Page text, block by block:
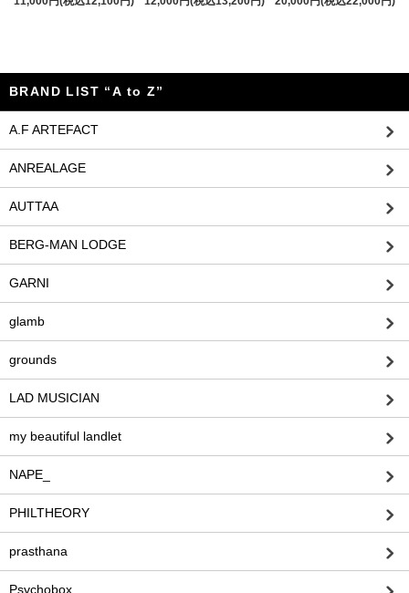
BRAND LIST “A to Z”
A.F ARTEFACT
ANREALAGE
AUTTAA
BERG-MAN LODGE
GARNI
glamb
grounds
LAD MUSICIAN
my beautiful landlet
NAPE_
PHILTHEORY
prasthana
Psychobox